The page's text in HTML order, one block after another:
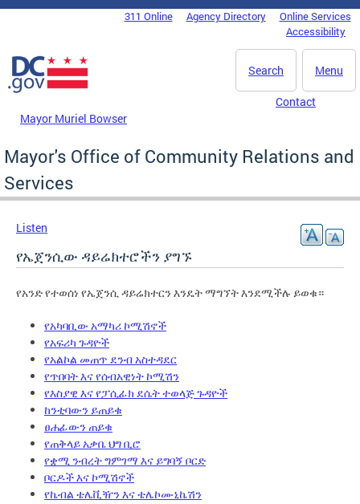
Skip to main content
DC Agency Top Menu311 Online Agency Directory
Online Services
Accessibility
Menu
Search
Mayor Muriel Bowser
Contact
Mayor's Office of Community Relations and
Services
Listen
የኤጀንሲው ዳይሬክተሮችን ያግኙ
የአንድ የተወሰነ የኤጀንሲ ዳይሬክተርን እንዴት ማግኘት እንደሚችሉ ይወቁ።
የአካባቢው አማካሪ ኮሚሽኖች
የአፍሪካ ጉዳዮች
የአልኮል መጠጥ ደንብ አስተዳደር
የጥበባት እና የሰብአዊነት ኮሚሽን
የእስያዊ እና የፓሲፊክ ደሴት ተወላጅ ጉዳዮች
ከንቲባውን ይጠይቁ
ፀሐፊውን ጠይቁ
የጠቅላይ አቃቤ ህግ ቢሮ
የቋሚ ንብረት ግምገማ እና ይግባኝ ቦርድ
ቦርዶች እና ኮሚሽኖች
የኬብል ቴሌቪዥን እና ቴሌኮሙኒኬሽን